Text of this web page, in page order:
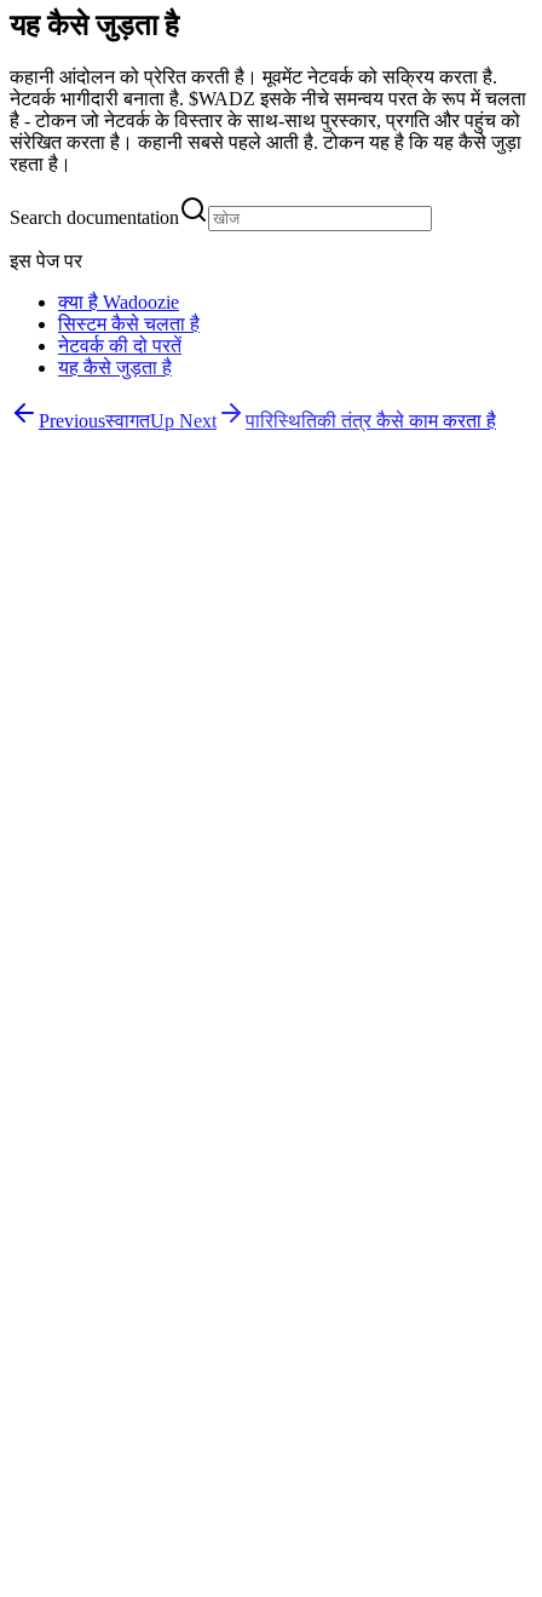
यह कैसे जुड़ता है
कहानी आंदोलन को प्रेरित करती है। मूवमेंट नेटवर्क को सक्रिय करता है.
नेटवर्क भागीदारी बनाता है. $WADZ इसके नीचे समन्वय परत के रूप में चलता
है - टोकन जो नेटवर्क के विस्तार के साथ-साथ पुरस्कार, प्रगति और पहुंच को
संरेखित करता है। कहानी सबसे पहले आती है. टोकन यह है कि यह कैसे जुड़ा
रहता है।
Search documentation
इस पेज पर
क्या है Wadoozie
सिस्टम कैसे चलता है
नेटवर्क की दो परतें
यह कैसे जुड़ता है
Previousस्वागतUp Next पारिस्थितिकी तंत्र कैसे काम करता है